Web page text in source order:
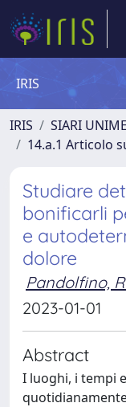
IRIS
IRIS SIARI UNIME
14.a.1 Articolo
Studiare
bonificarli
e
dolore
Pandolfino,
2023-01-01
Abstract
I luoghi, i tempi